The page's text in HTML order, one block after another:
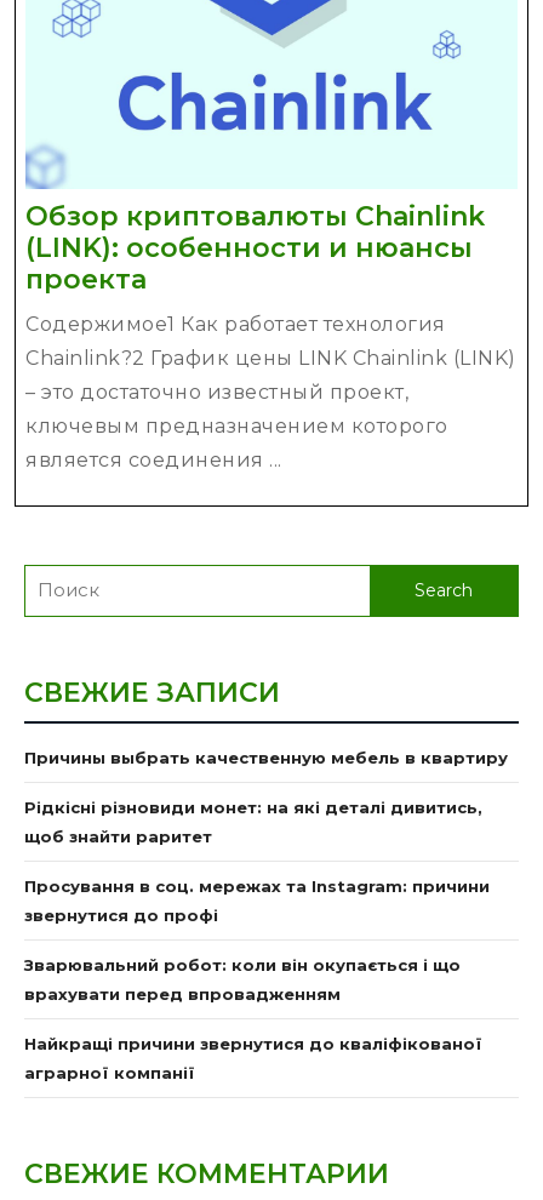
Обзор криптовалюты Chainlink
(LINK): особенности и нюансы
проекта
криптовалюты
Chainlink
(LINK):
особенности
и
нюансы
проекта
Содержимое1 Как работает технология
Chainlink?2 График цены LINK Chainlink (LINK)
– это достаточно известный проект,
ключевым предназначением которого
является соединения ...
Search
СВЕЖИЕ ЗАПИСИ
Причины выбрать качественную мебель в квартиру
Рідкісні різновиди монет: на які деталі дивитись,
щоб знайти раритет
Просування в соц. мережах та Instagram: причини
звернутися до профі
Зварювальний робот: коли він окупається і що
врахувати перед впровадженням
Найкращі причини звернутися до кваліфікованої
аграрної компанії
СВЕЖИЕ КОММЕНТАРИИ